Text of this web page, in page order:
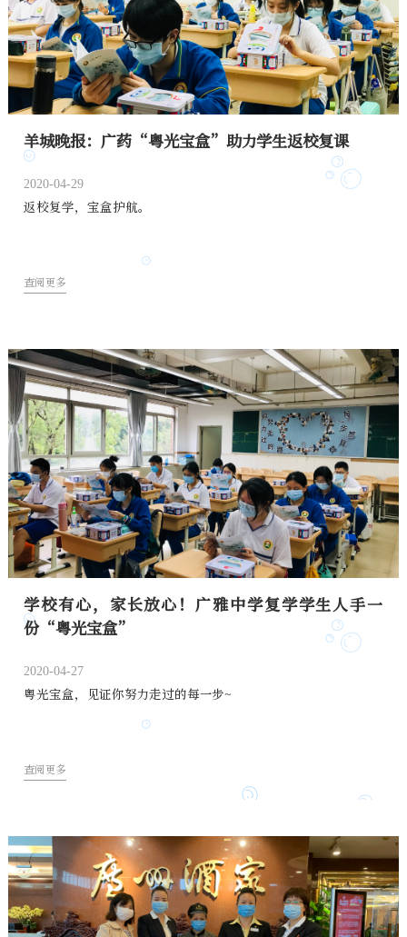
羊城晚报：广药“粤光宝盒”助力学生返校复课
2020-04-29
返校复学，宝盒护航。
查阅更多
学校有心，家长放心！广雅中学复学学生人手一
份“粤光宝盒”
2020-04-27
粤光宝盒，见证你努力走过的每一步~
查阅更多